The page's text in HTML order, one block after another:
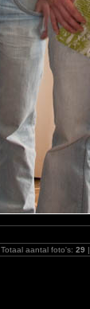
Totaal aantal foto's: 29